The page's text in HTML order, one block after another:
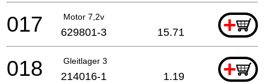
Motor 7,2v +
017 629801-3 15.71
Gleitlager 3 +
018 214016-1 1.19